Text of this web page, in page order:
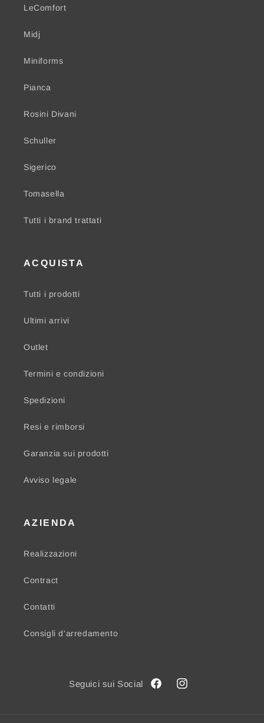
LeComfort
Midj
Miniforms
Pianca
Rosini Divani
Schuller
Sigerico
Tomasella
Tutti i brand trattati
ACQUISTA
Tutti i prodotti
Ultimi arrivi
Outlet
Termini e condizioni
Spedizioni
Resi e rimborsi
Garanzia sui prodotti
Avviso legale
AZIENDA
Realizzazioni
Contract
Contatti
Consigli d'arredamento
FacebookInstagram